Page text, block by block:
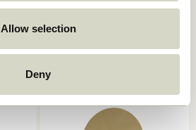
Allow selection
Deny
309,00kr.
Ajouter au panier